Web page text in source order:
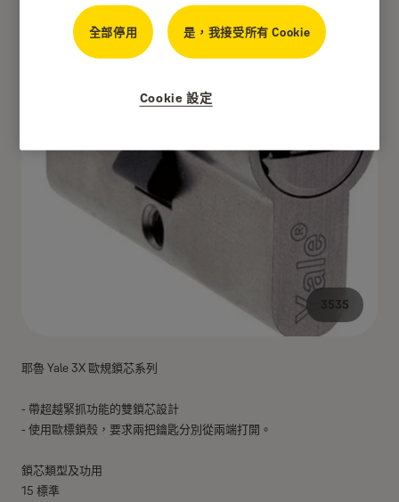
耶魯 Yale 3X 歐規鎖芯系列
- 帶超越緊抓功能的雙鎖芯設計
- 使用歐標鎖殼，要求兩把鑰匙分別從兩端打開。
鎖芯類型及功用
15 標準
3535
全部停用 是，我接受所有 Cookie
Cookie 設定